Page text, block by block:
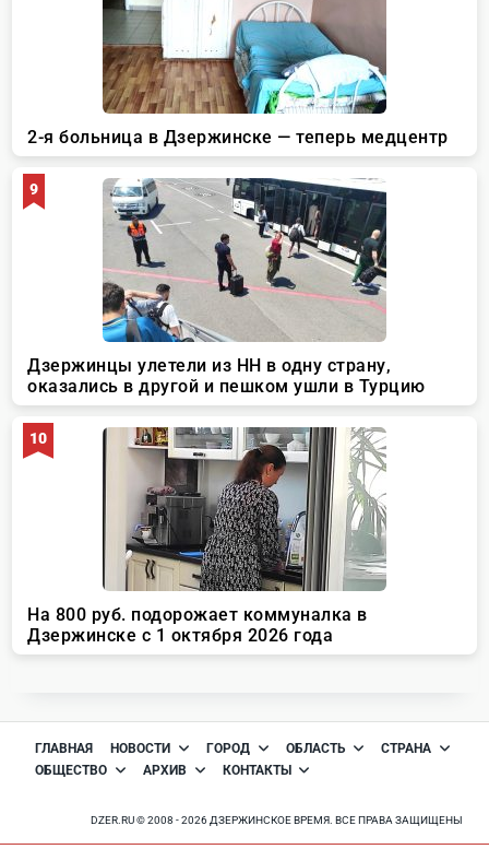
ГЛАВНАЯ НОВОСТИ ГОРОД ОБЛАСТЬ
СТРАНА
ОБЩЕСТВО
АРХИВ КОНТАКТЫ
DZER.RU © 2008 - 2026 ДЗЕРЖИНСКОЕ ВРЕМЯ. ВСЕ ПРАВА ЗАЩИЩЕНЫ